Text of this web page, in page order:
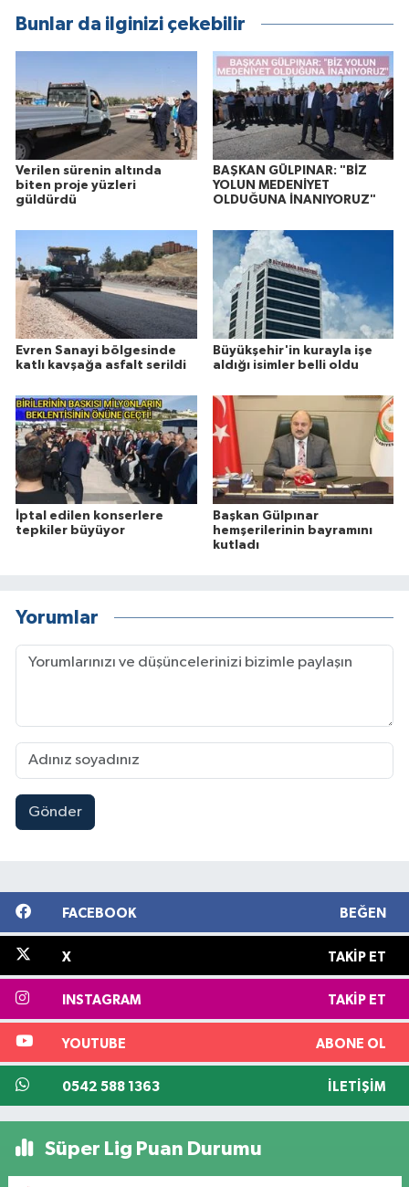
Bunlar da ilginizi çekebilir
Verilen sürenin altında
biten proje yüzleri
güldürdü
BAŞKAN GÜLPINAR: "BİZ
YOLUN MEDENİYET
OLDUĞUNA İNANIYORUZ"
Evren Sanayi bölgesinde
katlı kavşağa asfalt serildi
Büyükşehir'in kurayla işe
aldığı isimler belli oldu
İptal edilen konserlere
tepkiler büyüyor
Başkan Gülpınar
hemşerilerinin bayramını
kutladı
Yorumlar
Gönder
FACEBOOK BEĞEN
X TAKIP ET
INSTAGRAM TAKIP ET
YOUTUBE ABONE OL
0542 588 1363 İLETIŞIM
Süper Lig Puan Durumu